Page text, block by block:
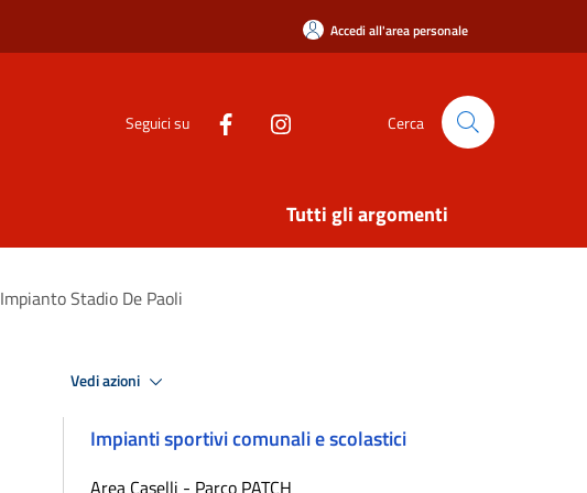
Accedi all'area personale
Seguici su Cerca
Tutti gli argomenti
Impianto Stadio De Paoli
Vedi azioni
Impianti sportivi comunali e scolastici
Area Caselli - Parco PATCH